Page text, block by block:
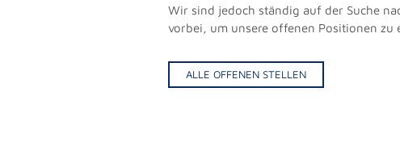
Wir sind jedoch ständig auf der Suche
vorbei, um unsere offenen Positionen
ALLE OFFENEN STELLEN